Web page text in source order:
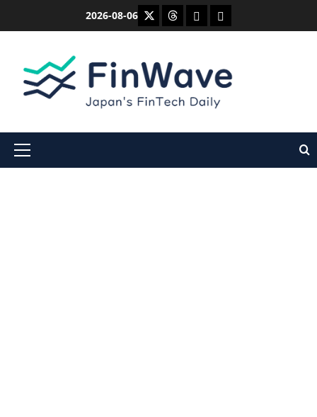
2026-08-06 X ThreadsBlueskyMastodon
メ